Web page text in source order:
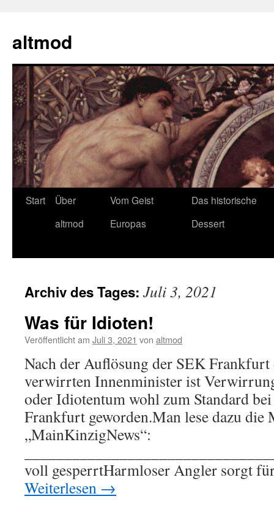
springen
altmod
Start
Über
altmod
Vom Geist
Europas
Das historische
Dessert
Archiv des Tages: Juli 3, 2021
Was für Idioten!
Veröffentlicht am Juli 3, 2021 von altmod
Nach der Auflösung der SEK Frankfurt
verwirrten Innenminister ist
oder Idiotentum wohl zum Standard
Frankfurt geworden.Man lese dazu die
„MainKinzigNews“:
voll gesperrtHarmloser Angler sorgt
Weiterlesen →